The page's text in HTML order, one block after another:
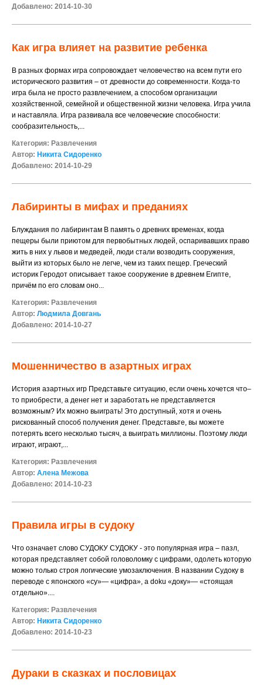
Добавлено: 2014-10-30
Как игра влияет на развитие ребенка
В разных формах игра сопровождает человечество на всем пути его
исторического развития – от древности до современности. Когда-то
игра была не просто развлечением, а способом организации
хозяйственной, семейной и общественной жизни человека. Игра учила
и наставляла. Игра развивала все человеческие способности:
сообразительность,...
Категория: Развлечения
Автор: Никита Сидоренко
Добавлено: 2014-10-29
Лабиринты в мифах и преданиях
Блуждания по лабиринтам В память о древних временах, когда
пещеры были приютом для первобытных людей, оспаривавших право
жить в них у львов и медведей, люди стали возводить сооружения,
выйти из которых было не легче, чем из таких пещер. Греческий
историк Геродот описывает такое сооружение в древнем Египте,
причём по его словам оно...
Категория: Развлечения
Автор: Людмила Довгань
Добавлено: 2014-10-27
Мошенничество в азартных играх
История азартных игр Представьте ситуацию, если очень хочется что–
то приобрести, а денег нет и заработать не представляется
возможным? Их можно выиграть! Это доступный, хотя и очень
рискованный способ получения денег. Представьте, вы можете
потерять всего несколько тысяч, а выиграть миллионы. Поэтому люди
играют, играют,...
Категория: Развлечения
Автор: Алена Межова
Добавлено: 2014-10-23
Правила игры в судоку
Что означает слово СУДОКУ СУДОКУ - это популярная игра – пазл,
которая представляет собой головоломку с цифрами, одолеть которую
можно только строя логические умозаключения. В названии Судоку в
переводе с японского «су»— «цифра», а doku «доку»— «стоящая
отдельно»....
Категория: Развлечения
Автор: Никита Сидоренко
Добавлено: 2014-10-23
Дураки в сказках и пословицах